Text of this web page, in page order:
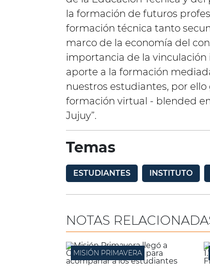
la formación de futuros
formación técnica tanto
marco de la economía del
importancia de la
aporte a la formación
nuestros estudiantes, por
formación virtual - blended
Jujuy”.
Temas
ESTUDIANTES INSTITUTO
NOTAS
MISIÓN PRIMAVERA